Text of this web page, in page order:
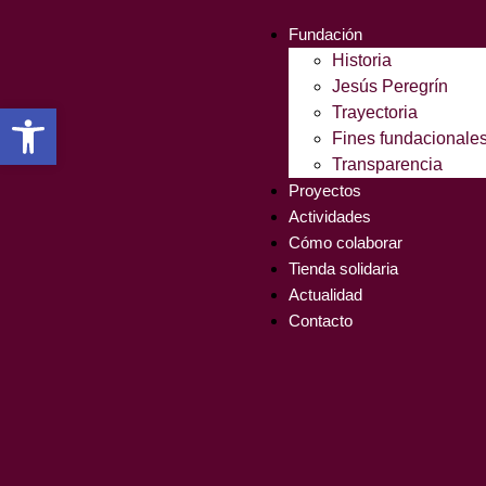
Fundación
Historia
Jesús Peregrín
Trayectoria
Fines
Transparencia
Proyectos
Actividades
Cómo colaborar
Tienda solidaria
Actualidad
Contacto
Abrir barra de herramientas